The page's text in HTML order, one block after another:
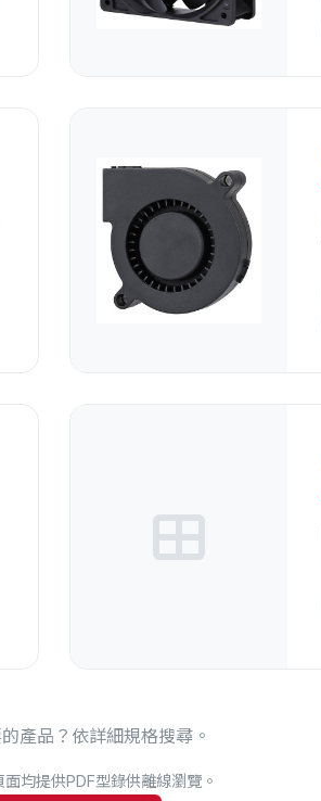
產品？依詳細規格搜尋。
均提供PDF型錄供離線瀏覽。